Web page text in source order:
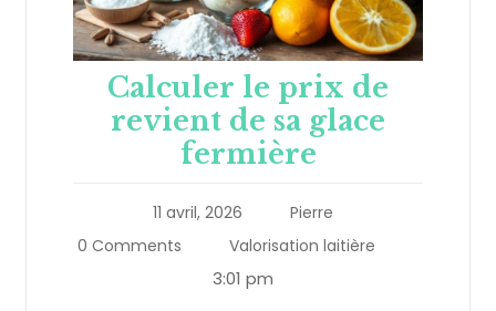
Calculer le prix de
revient de sa glace
fermière
11 avril, 2026
Pierre
0 Comments
Valorisation laitière
3:01 pm